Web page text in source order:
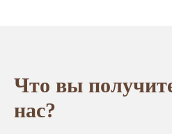
Что вы
нас?